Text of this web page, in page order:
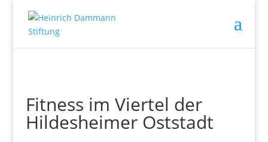
Fitness im Viertel der
Hildesheimer Oststadt